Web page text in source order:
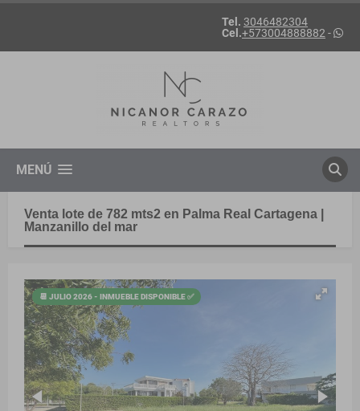
Tel. 3046482304
Cel.+573004888882 -
MENÚ
Venta lote de 782 mts2 en Palma Real Cartagena |
Manzanillo del mar
📆 JULIO 2026 - INMUEBLE DISPONIBLE ✅